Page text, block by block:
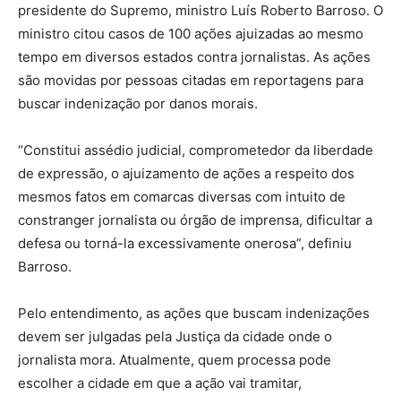
presidente do Supremo, ministro Luís Roberto Barroso. O
ministro citou casos de 100 ações ajuizadas ao mesmo
tempo em diversos estados contra jornalistas. As ações
são movidas por pessoas citadas em reportagens para
buscar indenização por danos morais.
“Constitui assédio judicial, comprometedor da liberdade
de expressão, o ajuizamento de ações a respeito dos
mesmos fatos em comarcas diversas com intuito de
constranger jornalista ou órgão de imprensa, dificultar a
defesa ou torná-la excessivamente onerosa”, definiu
Barroso.
Pelo entendimento, as ações que buscam indenizações
devem ser julgadas pela Justiça da cidade onde o
jornalista mora. Atualmente, quem processa pode
escolher a cidade em que a ação vai tramitar,